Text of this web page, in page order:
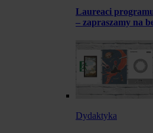
Laureaci
– zapraszamy na
Dydaktyka